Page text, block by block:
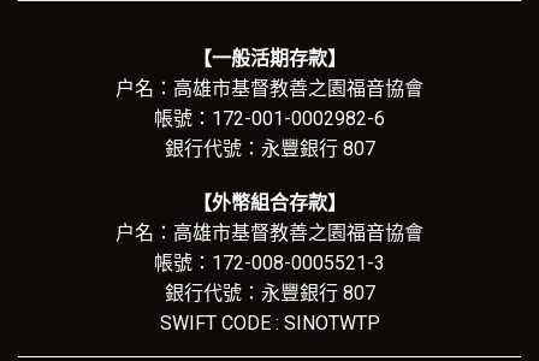
【一般活期存款】
户名：高雄市基督教善之園福音協會
帳號：172-001-0002982-6
銀行代號：永豐銀行 807
【外幣組合存款】
户名：高雄市基督教善之園福音協會
帳號：172-008-0005521-3
銀行代號：永豐銀行 807
SWIFT CODE : SINOTWTP